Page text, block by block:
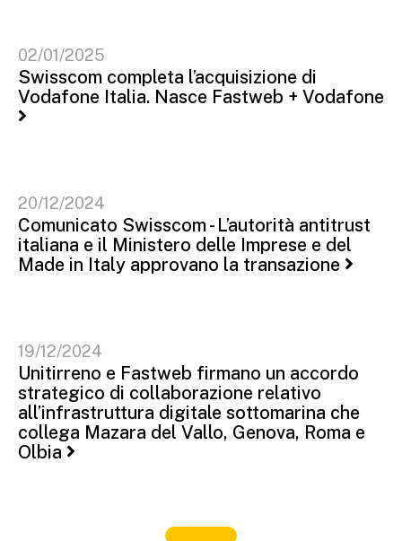
02/01/2025
Swisscom completa l’acquisizione di
Vodafone Italia. Nasce Fastweb + Vodafone
20/12/2024
Comunicato Swisscom - L’autorità antitrust
italiana e il Ministero delle Imprese e del
Made in Italy approvano la transazione
19/12/2024
Unitirreno e Fastweb firmano un accordo
strategico di collaborazione relativo
all’infrastruttura digitale sottomarina che
collega Mazara del Vallo, Genova, Roma e
Olbia